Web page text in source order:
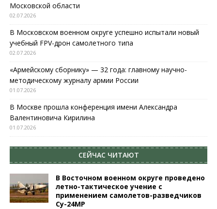
Московской области
02.07.2026
В Московском военном округе успешно испытали новый
учебный FPV-дрон самолетного типа
02.07.2026
«Армейскому сборнику» — 32 года: главному научно-
методическому журналу армии России
01.07.2026
В Москве прошла конференция имени Александра
Валентиновича Кирилина
01.07.2026
СЕЙЧАС ЧИТАЮТ
В Восточном военном округе проведено
летно-тактическое учение с
применением самолетов-разведчиков
Су-24МР